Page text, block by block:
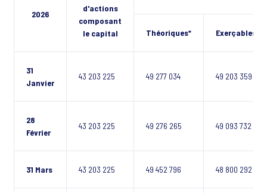
2026
d'actions
composant
le capital
Théoriques* Exerçables**
31
Janvier
43 203 225 49 277 034 49 203 359
28
Février
43 203 225 49 276 265 49 093 732
31 Mars 43 203 225 49 452 796 48 800 292